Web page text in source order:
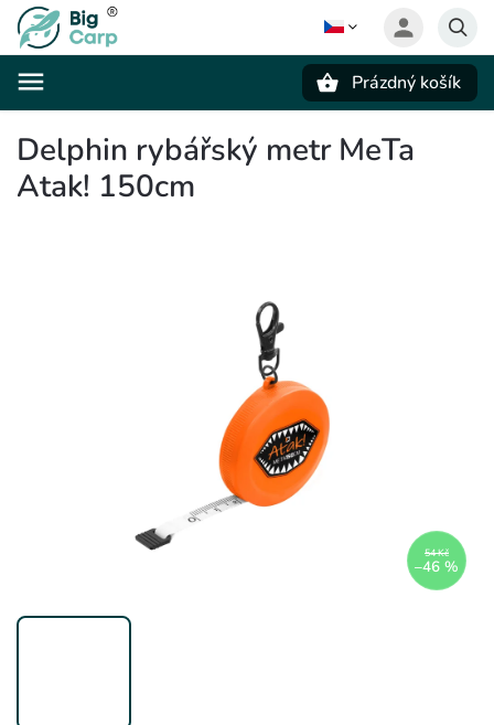
Prázdný košík
Delphin rybářský metr MeTa
Atak! 150cm
54 Kč
–46 %